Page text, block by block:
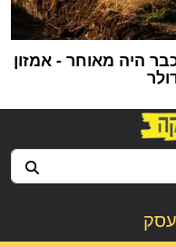
היה מאוחר - אמזון